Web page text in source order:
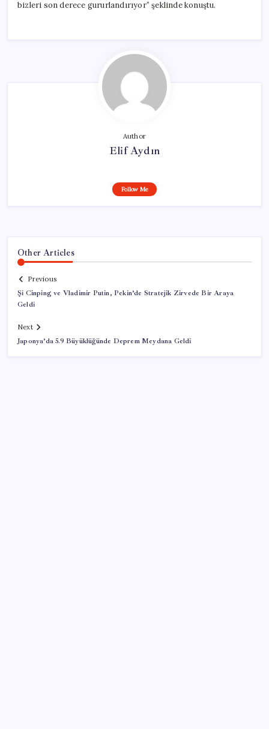
bizleri son derece gururlandırıyor” şeklinde konuştu.
Author
Elif Aydın
Follow Me
Other Articles
Previous
Şi Cinping ve Vladimir Putin, Pekin’de Stratejik Zirvede Bir Araya
Geldi
Next
Japonya’da 5.9 Büyüklüğünde Deprem Meydana Geldi